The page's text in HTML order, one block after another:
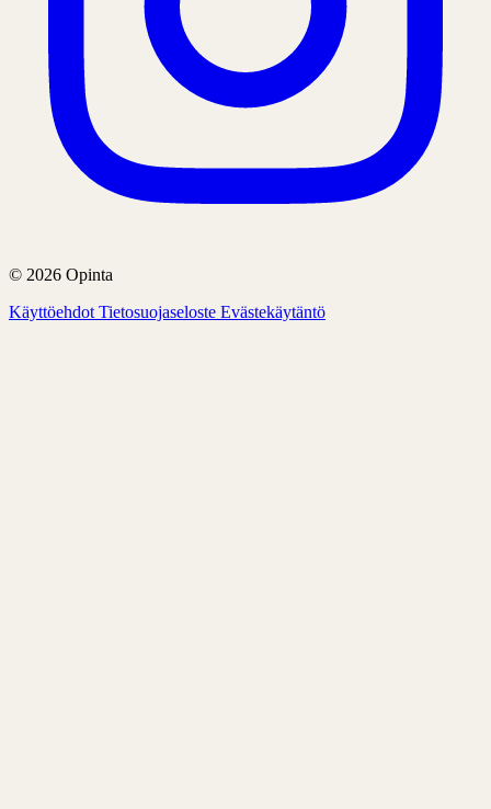
© 2026 Opinta
Käyttöehdot Tietosuojaseloste Evästekäytäntö